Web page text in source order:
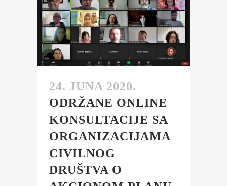
24. JUNA 2020.
ODRŽANE ONLINE
KONSULTACIJE SA
ORGANIZACIJAMA
CIVILNOG
DRUŠTVA O